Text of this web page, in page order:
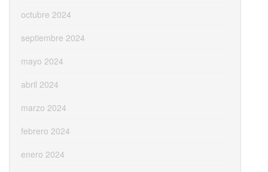
octubre 2024
septiembre 2024
mayo 2024
abril 2024
marzo 2024
febrero 2024
enero 2024